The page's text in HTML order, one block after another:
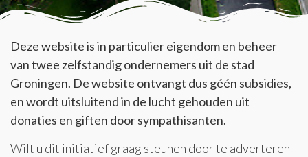
Deze website is in particulier eigendom en beheer
van twee zelfstandig ondernemers uit de stad
Groningen. De website ontvangt dus géén subsidies,
en wordt uitsluitend in de lucht gehouden uit
donaties en giften door sympathisanten.
Wilt u dit initiatief graag steunen door te adverteren